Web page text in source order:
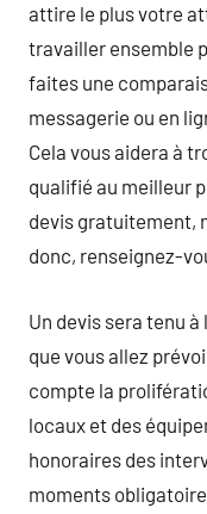
attire le plus votre
travailler ensemble
faites une
messagerie ou en
Cela vous aidera à
qualifié au meilleur
devis gratuitement,
donc, renseignez-
Un devis sera tenu
que vous allez
compte la
locaux et des
honoraires des
moments